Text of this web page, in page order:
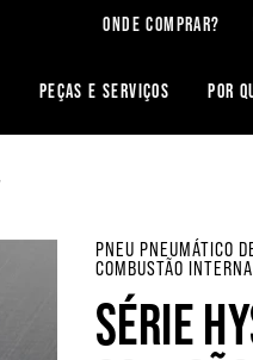
ONDE COMPRAR?
PEÇAS E SERVIÇOS POR
PNEU PNEUMÁTICO
COMBUSTÃO INTERNA
SÉRIE